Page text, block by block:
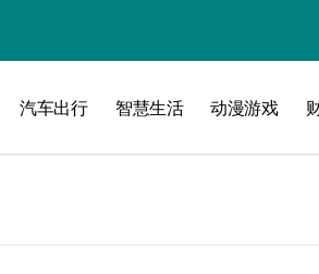
急了
汽车出行 智慧生活 动漫游戏